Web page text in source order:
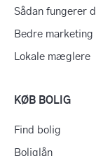
Sådan fungerer
Bedre marketing
Lokale mæglere
KØB BOLIG
Find bolig
Boliglån